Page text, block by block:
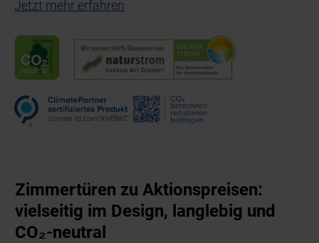
Jetzt mehr erfahren
Zimmertüren zu Aktionspreisen:
vielseitig im Design, langlebig und
CO₂-neutral